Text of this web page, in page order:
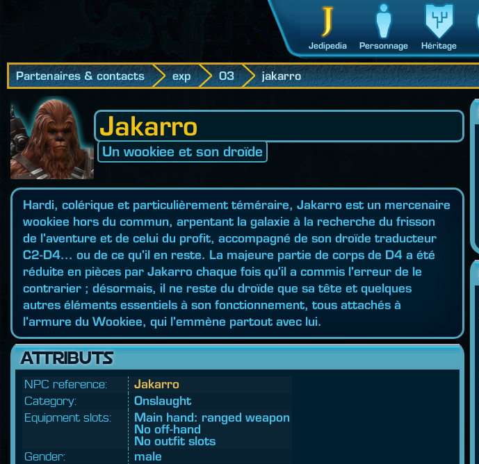
Jedipedia Personnage Héritage
Partenaires & contacts exp 03 jakarro
Jakarro
Un wookiee et son droïde
Hardi, colérique et particulièrement téméraire, Jakarro est un mercenaire
wookiee hors du commun, arpentant la galaxie à la recherche du frisson
de l'aventure et de celui du profit, accompagné de son droïde traducteur
C2-D4... ou de ce qu'il en reste. La majeure partie de corps de D4 a été
réduite en pièces par Jakarro chaque fois qu'il a commis l'erreur de le
contrarier ; désormais, il ne reste du droïde que sa tête et quelques
autres éléments essentiels à son fonctionnement, tous attachés à
l'armure du Wookiee, qui l'emmène partout avec lui.
ATTRIBUTS
NPC reference:
Jakarro
Category:
Onslaught
Equipment slots:
Main hand: ranged weapon
No off-hand
No outfit slots
Gender:
male